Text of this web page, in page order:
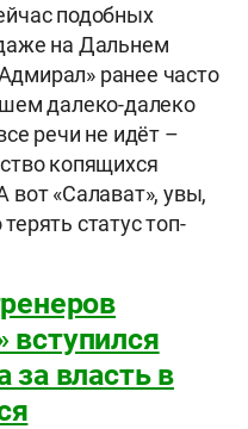
подобных
на Дальнем
ранее часто
далеко-далеко
речи не идёт –
копящихся
«Салават», увы,
статус топ-
вступился
за власть в